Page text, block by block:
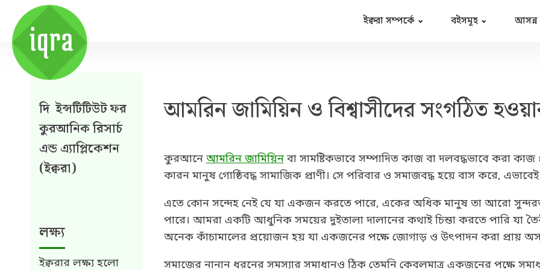
ইক্বরা সম্পর্কে বইসমূহ আসন্ন
দি ইন্সটিটিউট ফর
কুরআনিক রিসার্চ
এন্ড এ্যাপ্লিকেশন
(ইক্বরা)
লক্ষ্য
ইক্বরার লক্ষ্য হলো
আমরিন জামিয়িন ও বিশ্বাসীদের সংগঠিত
কুরআনেআমরিন জামিয়িনবা সামষ্টিকভাবে সম্পাদিত কাজ বা দলবদ্ধভাবে করা কাজ
কারন মানুষ গোষ্ঠিবদ্ধ সামাজিক প্রাণী। সে পরিবার ও সমাজবদ্ধ হয়ে বাস করে,
এতে কোন সন্দেহ নেই যে যা একজন করতে পারে, একের অধিক মানুষ তা আরো
পারে। আমরা একটি আধুনিক সময়ের দুইতালা দালানের কথাই চিন্তা করতে পারি
অনেক কাঁচামালের প্রয়োজন হয় যা একজনের পক্ষে জোগাড় ও উৎপাদন করা প্রায়
সমাজের নানান ধরনের সমস্যার সমাধানও ঠিক তেমনি কেবলমাত্র একজনের পক্ষে